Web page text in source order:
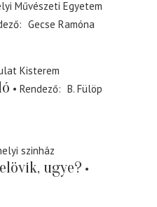
Művészeti Egyetem
Gecse Ramóna
Kisterem
Rendező
B. Fülöp
szinház
ugye?